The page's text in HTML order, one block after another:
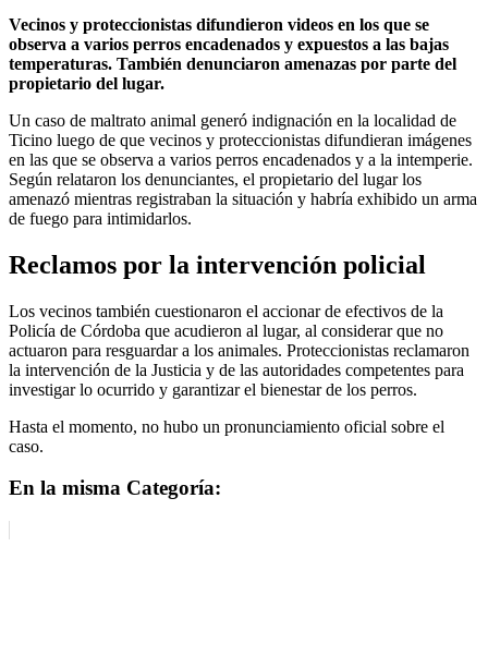
Vecinos y proteccionistas difundieron videos en los que se
observa a varios perros encadenados y expuestos a las bajas
temperaturas. También denunciaron amenazas por parte del
propietario del lugar.
Un caso de maltrato animal generó indignación en la localidad de
Ticino luego de que vecinos y proteccionistas difundieran imágenes
en las que se observa a varios perros encadenados y a la intemperie.
Según relataron los denunciantes, el propietario del lugar los
amenazó mientras registraban la situación y habría exhibido un arma
de fuego para intimidarlos.
Reclamos por la intervención policial
Los vecinos también cuestionaron el accionar de efectivos de la
Policía de Córdoba que acudieron al lugar, al considerar que no
actuaron para resguardar a los animales. Proteccionistas reclamaron
la intervención de la Justicia y de las autoridades competentes para
investigar lo ocurrido y garantizar el bienestar de los perros.
Hasta el momento, no hubo un pronunciamiento oficial sobre el
caso.
En la misma Categoría: